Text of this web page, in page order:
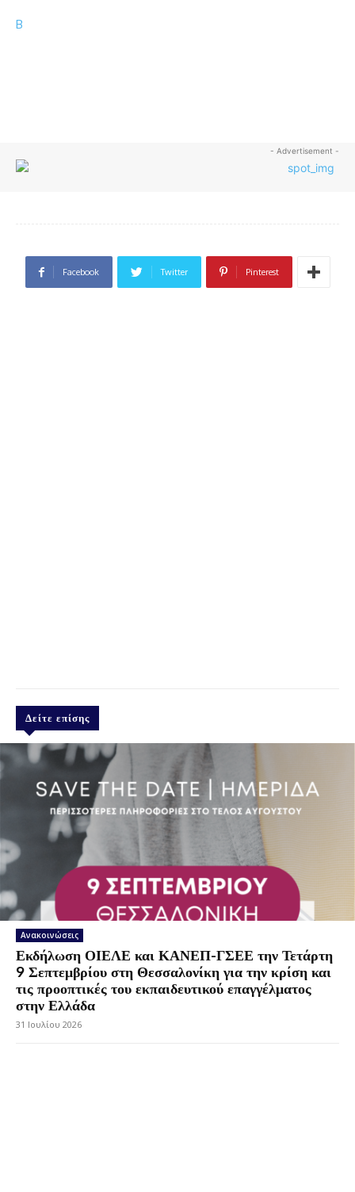
B
- Advertisement -
Facebook Twitter Pinterest
Δείτε επίσης
Ανακοινώσεις
Εκδήλωση ΟΙΕΛΕ και ΚΑΝΕΠ-ΓΣΕΕ την Τετάρτη
9 Σεπτεμβρίου στη Θεσσαλονίκη για την κρίση και
τις προοπτικές του εκπαιδευτικού επαγγέλματος
στην Ελλάδα
31 Ιουλίου 2026